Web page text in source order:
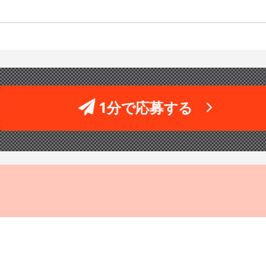
1分で応募する